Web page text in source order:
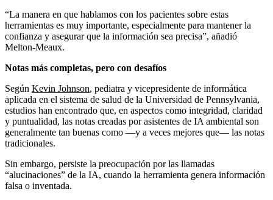
“La manera en que hablamos con los pacientes sobre estas
herramientas es muy importante, especialmente para mantener la
confianza y asegurar que la información sea precisa”, añadió
Melton-Meaux.
Notas más completas, pero con desafíos
Según Kevin Johnson, pediatra y vicepresidente de informática
aplicada en el sistema de salud de la Universidad de Pennsylvania,
estudios han encontrado que, en aspectos como integridad, claridad
y puntualidad, las notas creadas por asistentes de IA ambiental son
generalmente tan buenas como —y a veces mejores que— las notas
tradicionales.
Sin embargo, persiste la preocupación por las llamadas
“alucinaciones” de la IA, cuando la herramienta genera información
falsa o inventada.